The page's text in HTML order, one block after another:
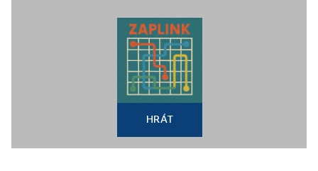
HRÁT